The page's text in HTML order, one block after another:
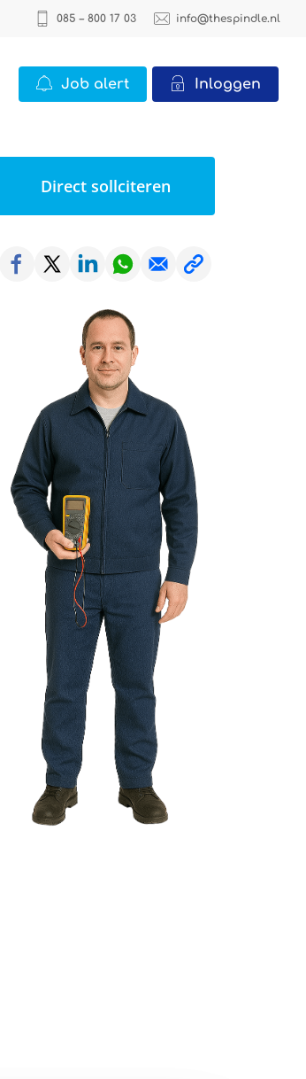
085 – 800 17 03 info@thespindle.nl
Job alert Inloggen
Direct sollciteren